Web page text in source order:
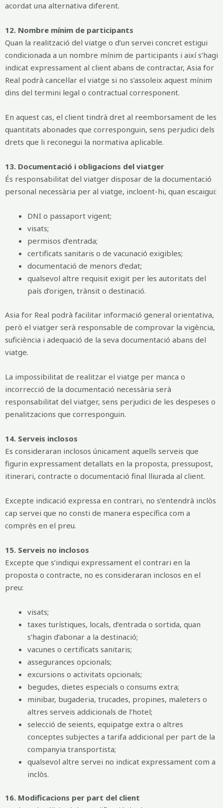
acordat una alternativa diferent.
12. Nombre mínim de participants
Quan la realització del viatge o d’un servei concret estigui
condicionada a un nombre mínim de participants i així s’hagi
indicat expressament al client abans de contractar, Asia for
Real podrà cancel·lar el viatge si no s’assoleix aquest mínim
dins del termini legal o contractual corresponent.
En aquest cas, el client tindrà dret al reemborsament de les
quantitats abonades que corresponguin, sens perjudici dels
drets que li reconegui la normativa aplicable.
13. Documentació i obligacions del viatger
És responsabilitat del viatger disposar de la documentació
personal necessària per al viatge, incloent-hi, quan escaigui:
DNI o passaport vigent;
visats;
permisos d’entrada;
certificats sanitaris o de vacunació exigibles;
documentació de menors d’edat;
qualsevol altre requisit exigit per les autoritats del
país d’origen, trànsit o destinació.
Asia for Real podrà facilitar informació general orientativa,
però el viatger serà responsable de comprovar la vigència,
suficiència i adequació de la seva documentació abans del
viatge.
La impossibilitat de realitzar el viatge per manca o
incorrecció de la documentació necessària serà
responsabilitat del viatger, sens perjudici de les despeses o
penalitzacions que corresponguin.
14. Serveis inclosos
Es consideraran inclosos únicament aquells serveis que
figurin expressament detallats en la proposta, pressupost,
itinerari, contracte o documentació final lliurada al client.
Excepte indicació expressa en contrari, no s’entendrà inclòs
cap servei que no consti de manera específica com a
comprès en el preu.
15. Serveis no inclosos
Excepte que s’indiqui expressament el contrari en la
proposta o contracte, no es consideraran inclosos en el
preu:
visats;
taxes turístiques, locals, d’entrada o sortida, quan
s’hagin d’abonar a la destinació;
vacunes o certificats sanitaris;
assegurances opcionals;
excursions o activitats opcionals;
begudes, dietes especials o consums extra;
minibar, bugaderia, trucades, propines, maleters o
altres serveis addicionals de l’hotel;
selecció de seients, equipatge extra o altres
conceptes subjectes a tarifa addicional per part de la
companyia transportista;
qualsevol altre servei no indicat expressament com a
inclòs.
16. Modificacions per part del client